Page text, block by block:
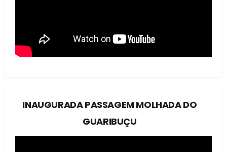
INAUGURADA PASSAGEM MOLHADA DO
GUARIBUÇU